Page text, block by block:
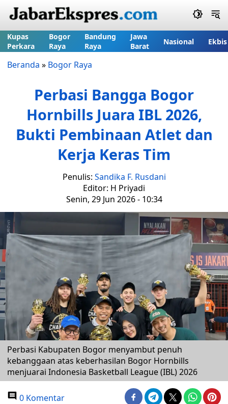
Kupas
Perkara
Bogor
Raya
Bandung
Raya
Jawa
Barat
Nasional Ekbis
Beranda » Bogor Raya
Perbasi Bangga Bogor
Hornbills Juara IBL 2026,
Bukti Pembinaan Atlet dan
Kerja Keras Tim
Penulis: Sandika F. Rusdani
Editor: H Priyadi
Senin, 29 Jun 2026 - 10:34
Perbasi Kabupaten Bogor menyambut penuh
kebanggaan atas keberhasilan Bogor Hornbills
menjuarai Indonesia Basketball League (IBL) 2026
0 Komentar